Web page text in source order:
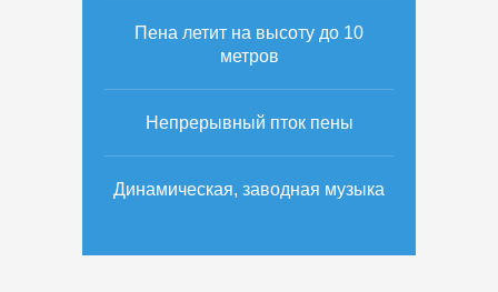
Пена летит на высоту до 10
метров
Непрерывный пток пены
Динамическая, заводная музыка